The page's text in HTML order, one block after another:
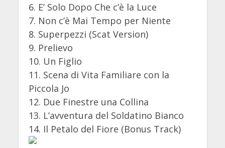
6. E’ Solo Dopo Che c’è la Luce
7. Non c’è Mai Tempo per Niente
8. Superpezzi (Scat Version)
9. Prelievo
10. Un Figlio
11. Scena di Vita Familiare con la
Piccola Jo
12. Due Finestre una Collina
13. L’avventura del Soldatino Bianco
14. Il Petalo del Fiore (Bonus Track)